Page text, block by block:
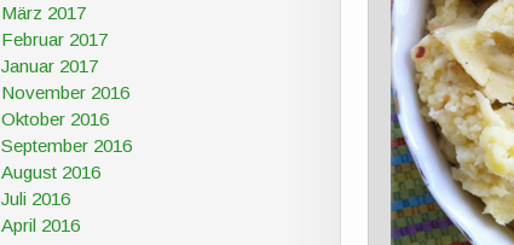
März 2017
Februar 2017
Januar 2017
November 2016
Oktober 2016
September 2016
August 2016
Juli 2016
April 2016